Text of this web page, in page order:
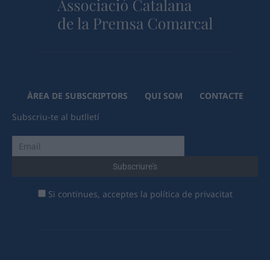
ÀREA DE SUBSCRIPTORS QUI SOM
CONTACTE
Subscriu-te al butlletí
Si continues, acceptes la política de privacitat